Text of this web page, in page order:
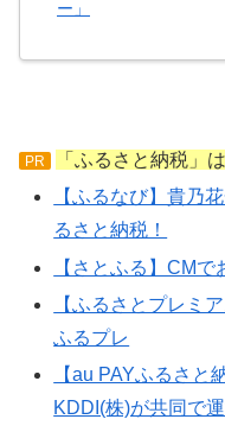
ー」
PR
「ふるさと納税」
【ふるなび】貴乃
るさと納税！
【さとふる】CM
【ふるさとプレミ
ふるプレ
【au PAYふるさと
KDDI(株)が共同で